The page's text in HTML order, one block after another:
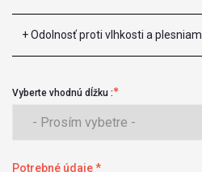
+ Odolnosť proti vlhkosti a plesniam
Vyberte vhodnú dĺžku :
Potrebné údaje *